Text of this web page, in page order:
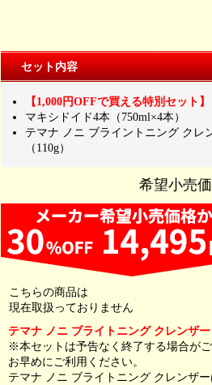
セット内容
【1,000円OFFで買える特別セット】
マキシドイド4本（750ml×4本）
テマナ ノニ ブライントニング クレ
（110g）
希望小売
こちらの商品は
現在取扱っておりません
テマナ ノニ ブライトニング クレンザ
※本セットは予告なく終了する場合が
お早めにご利用ください。
テマナ ノニ ブライトニング クレンザ